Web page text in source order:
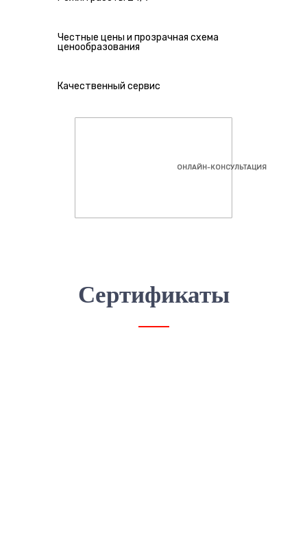
Честные цены и прозрачная схема
ценообразования
Качественный сервис
ОНЛАЙН-КОНСУЛЬТАЦИЯ
Сертификаты